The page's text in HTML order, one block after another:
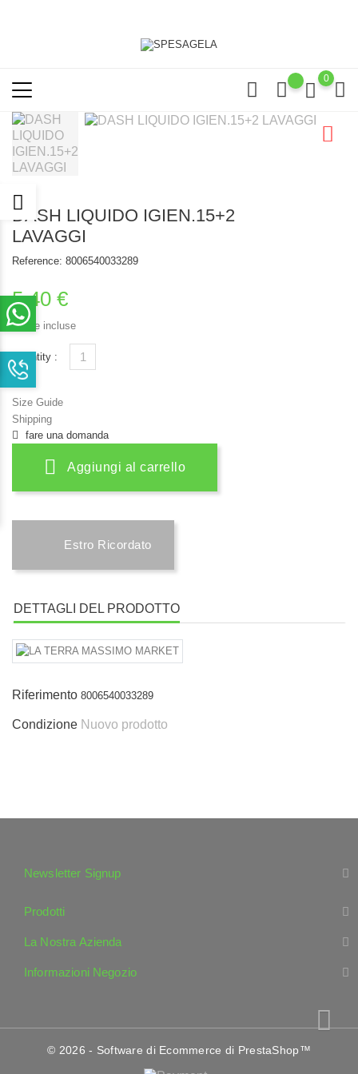
0
DASH LIQUIDO IGIEN.15+2
LAVAGGI
Reference: 8006540033289
5,40 €
Tasse incluse
Quantity :
Size Guide
Shipping
fare una domanda
Aggiungi al carrello
Estro Ricordato
DETTAGLI DEL PRODOTTO
Riferimento 8006540033289
Condizione Nuovo prodotto
Newsletter Signup
Prodotti
La Nostra Azienda
Informazioni Negozio
© 2026 - Software di Ecommerce di PrestaShop™